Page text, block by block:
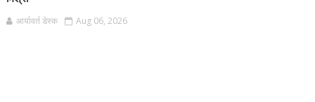
आर्यावर्त डेस्क Aug 06, 2026